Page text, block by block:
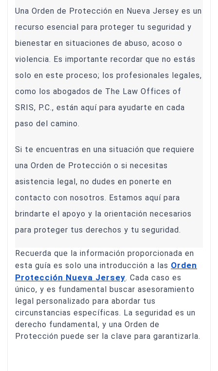
Una Orden de Protección en Nueva Jersey es un
recurso esencial para proteger tu seguridad y
bienestar en situaciones de abuso, acoso o
violencia. Es importante recordar que no estás
solo en este proceso; los profesionales legales,
como los abogados de The Law Offices of
SRIS, P.C., están aquí para ayudarte en cada
paso del camino.
Si te encuentras en una situación que requiere
una Orden de Protección o si necesitas
asistencia legal, no dudes en ponerte en
contacto con nosotros. Estamos aquí para
brindarte el apoyo y la orientación necesarios
para proteger tus derechos y tu seguridad.
Recuerda que la información proporcionada en
esta guía es solo una introducción a las Orden
Protección Nueva Jersey. Cada caso es
único, y es fundamental buscar asesoramiento
legal personalizado para abordar tus
circunstancias específicas. La seguridad es un
derecho fundamental, y una Orden de
Protección puede ser la clave para garantizarla.